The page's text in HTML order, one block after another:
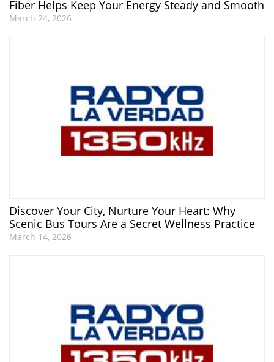
Fiber Helps Keep Your Energy Steady and Smooth
March 24, 2026
Discover Your City, Nurture Your Heart: Why
Scenic Bus Tours Are a Secret Wellness Practice
March 14, 2026